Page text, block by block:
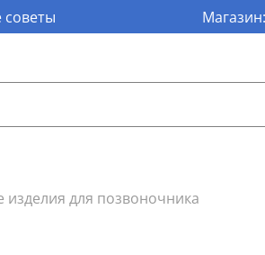
изделия для позвоночника